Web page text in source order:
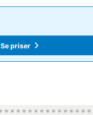
Se priser